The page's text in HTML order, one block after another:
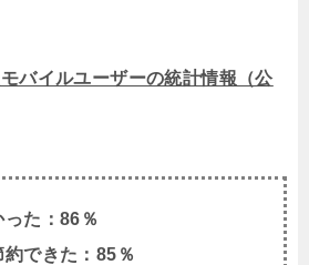
バイルユーザーの統計情報（公
た：86％
できた：85％